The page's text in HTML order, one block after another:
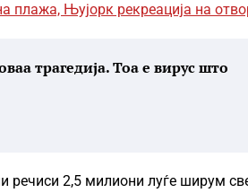
плажа, Њујорк рекреација на
трагедија. Тоа е вирус што
речиси 2,5 милиони луѓе ширум